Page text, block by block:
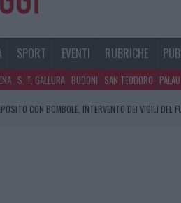
SPORT EVENTI RUBRICHE
S. T. GALLURA BUDONI SAN TEODORO PALAU
CON BOMBOLE, INTERVENTO DEI VIGILI DEL